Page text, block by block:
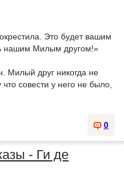
Это будет вашим
нашим Милым другом!»
Милый друг никогда не
совести у него не было,
0
- Ги де